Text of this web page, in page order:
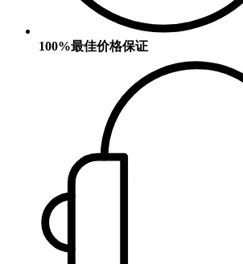
100%最佳价格保证